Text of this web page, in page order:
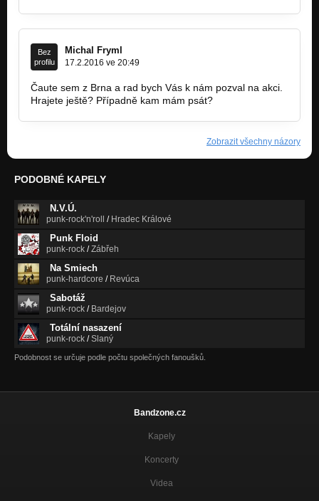
Bez
profilu
Michal Fryml
17.2.2016 ve 20:49
Čaute sem z Brna a rad bych Vás k nám pozval na akci.
Hrajete ještě? Případně kam mám psát?
Zobrazit všechny názory
PODOBNÉ KAPELY
N.V.Ú.
punk-rock'n'roll / Hradec Králové
Punk Floid
punk-rock /Zábřeh
Na Smiech
punk-hardcore / Revúca
Sabotáž
punk-rock / Bardejov
Totální nasazení
punk-rock /Slaný
Podobnost se určuje podle počtu společných fanoušků.
Bandzone.cz
Kapely
Koncerty
Videa